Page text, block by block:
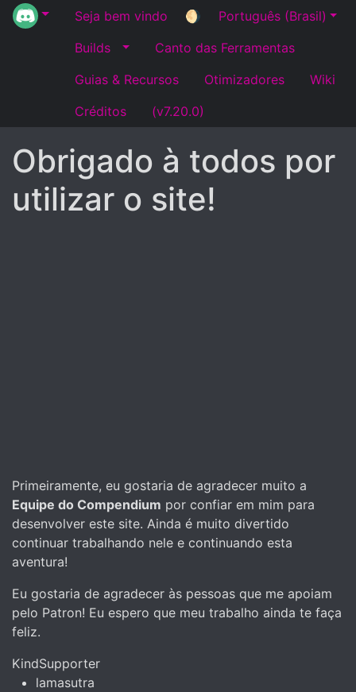
Seja bem vindo 🌖
Português (Brasil)
Builds
Canto das Ferramentas
Guias & Recursos
Otimizadores
Wiki
Créditos
(v7.20.0)
Obrigado à todos por
utilizar o site!
Primeiramente, eu gostaria de agradecer muito a
Equipe do Compendium por confiar em mim para
desenvolver este site. Ainda é muito divertido
continuar trabalhando nele e continuando esta
aventura!
Eu gostaria de agradecer às pessoas que me apoiam
pelo Patron! Eu espero que meu trabalho ainda te faça
feliz.
KindSupporter
lamasutra